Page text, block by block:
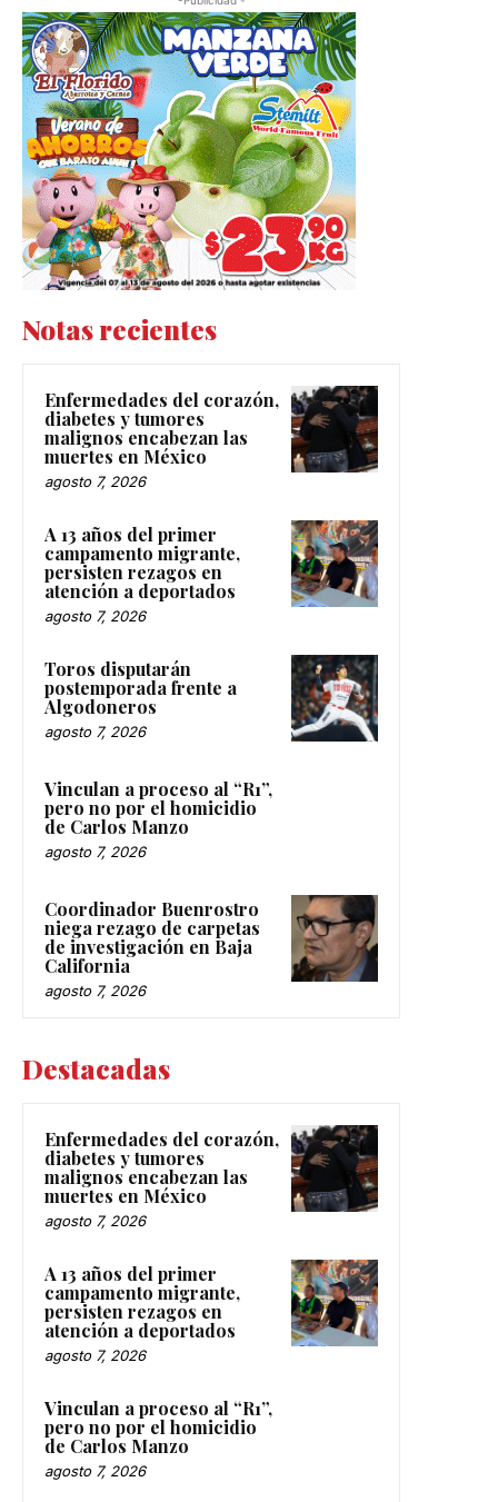
Notas recientes
Enfermedades del corazón,
diabetes y tumores
malignos encabezan las
muertes en México
agosto 7, 2026
A 13 años del primer
campamento migrante,
persisten rezagos en
atención a deportados
agosto 7, 2026
Toros disputarán
postemporada frente a
Algodoneros
agosto 7, 2026
Vinculan a proceso al “R1”,
pero no por el homicidio
de Carlos Manzo
agosto 7, 2026
Coordinador Buenrostro
niega rezago de carpetas
de investigación en Baja
California
agosto 7, 2026
Destacadas
Enfermedades del corazón,
diabetes y tumores
malignos encabezan las
muertes en México
agosto 7, 2026
A 13 años del primer
campamento migrante,
persisten rezagos en
atención a deportados
agosto 7, 2026
Vinculan a proceso al “R1”,
pero no por el homicidio
de Carlos Manzo
agosto 7, 2026